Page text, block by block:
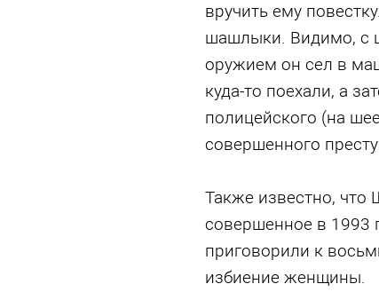
вручить ему
шашлыки. Видимо, с
оружием он сел в
куда-то поехали, а
полицейского (на
совершенного
Также известно, что
совершенное в 1993
приговорили к
избиение женщины.